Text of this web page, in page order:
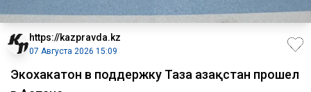
https://kazpravda.kz
07 Августа 2026 15:09
Экохакатон в поддержку Таза Қазақстан прошел